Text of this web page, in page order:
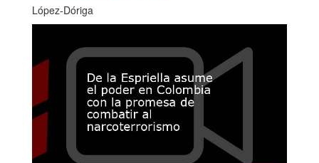
López-Dóriga